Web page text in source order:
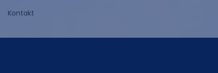
Kontakt